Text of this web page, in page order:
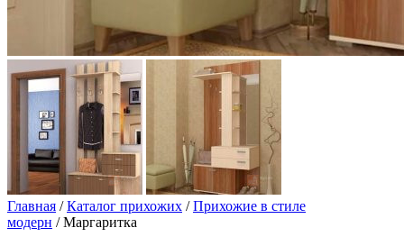
Главная /Каталог прихожих /Прихожие в стиле
модерн / Маргаритка